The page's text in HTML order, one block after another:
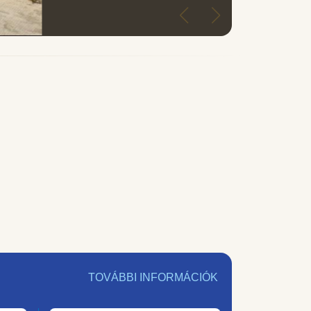
TOVÁBBI INFORMÁCIÓK